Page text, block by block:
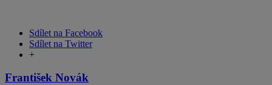
Sdílet na Facebook
Sdílet na Twitter
+
František Novák